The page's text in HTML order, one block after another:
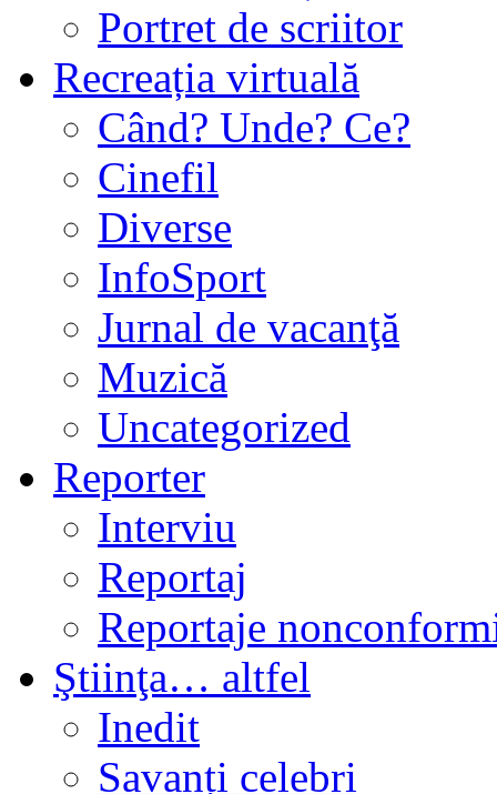
Portret de scriitor
Recreația virtuală
Când? Unde? Ce?
Cinefil
Diverse
InfoSport
Jurnal de vacanţă
Muzică
Uncategorized
Reporter
Interviu
Reportaj
Reportaje
Ştiinţa… altfel
Inedit
Savanți celebri